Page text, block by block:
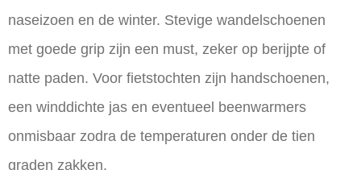
naseizoen en de winter. Stevige wandelschoenen
met goede grip zijn een must, zeker op berijpte of
natte paden. Voor fietstochten zijn handschoenen,
een winddichte jas en eventueel beenwarmers
onmisbaar zodra de temperaturen onder de tien
graden zakken.